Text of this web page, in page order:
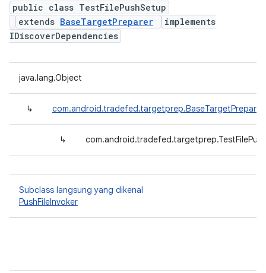
public class TestFilePushSetup
extends BaseTargetPreparer
implements
IDiscoverDependencies
java.lang.Object
↳ com.android.tradefed.targetprep.BaseTargetPreparer
↳
Subclass langsung yang dikenal
PushFileInvoker